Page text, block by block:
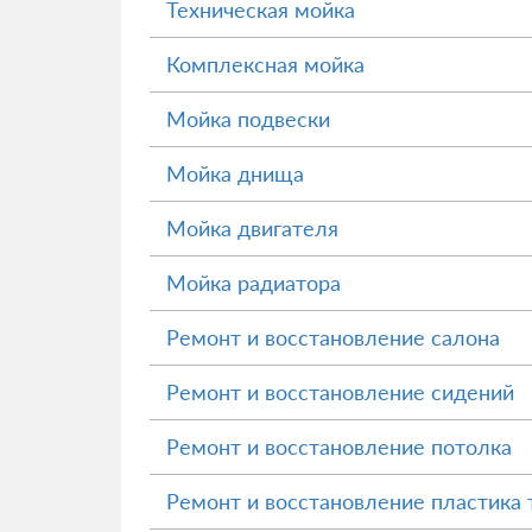
Техническая мойка
Комплексная мойка
Мойка подвески
Мойка днища
Мойка двигателя
Мойка радиатора
Ремонт и восстановление салона
Ремонт и восстановление сидений
Ремонт и восстановление потолка
Ремонт и восстановление пластика